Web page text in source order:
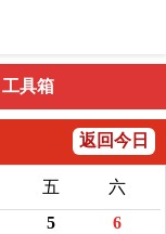
工具箱
返回今日
五
六
5 6